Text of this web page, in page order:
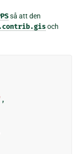
så att den
och
,